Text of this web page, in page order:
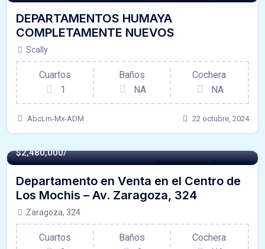
Departamento For Renta
DEPARTAMENTOS HUMAYA
COMPLETAMENTE NUEVOS
Scally
Cuartos
1
Baños
NA
Cochera
NA
AbcLm-Mx-ADM 22 octubre, 2024
Departamento For Venta
$2,480,000/
Departamento en Venta en el Centro de
Los Mochis – Av. Zaragoza, 324
Zaragoza, 324
Cuartos
Baños
Cochera